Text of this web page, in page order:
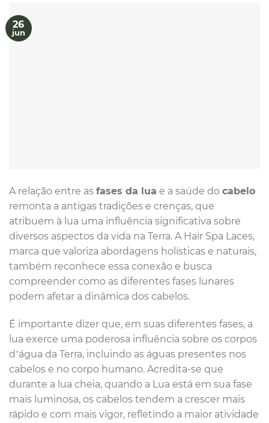
26
jun
A relação entre as fases da lua e a saúde do cabelo
remonta a antigas tradições e crenças, que
atribuem à lua uma influência significativa sobre
diversos aspectos da vida na Terra. A Hair Spa Laces,
marca que valoriza abordagens holísticas e naturais,
também reconhece essa conexão e busca
compreender como as diferentes fases lunares
podem afetar a dinâmica dos cabelos.
É importante dizer que, em suas diferentes fases, a
lua exerce uma poderosa influência sobre os corpos
d’água da Terra, incluindo as águas presentes nos
cabelos e no corpo humano. Acredita-se que
durante a lua cheia, quando a Lua está em sua fase
mais luminosa, os cabelos tendem a crescer mais
rápido e com mais vigor, refletindo a maior atividade